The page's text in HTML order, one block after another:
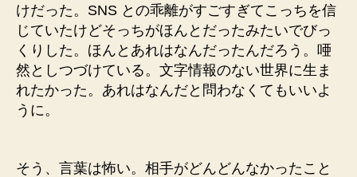
けだった。SNS との乖離がすごすぎてこっちを信
じていたけどそっちがほんとだったみたいでびっ
くりした。ほんとあれはなんだったんだろう。唖
然としつづけている。文字情報のない世界に生ま
れたかった。あれはなんだと問わなくてもいいよ
うに。
そう、言葉は怖い。相手がどんどんなかったこと